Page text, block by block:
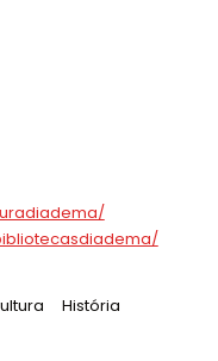
: Tag:
História